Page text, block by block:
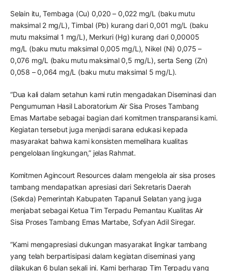
Selain itu, Tembaga (Cu) 0,020 – 0,022 mg/L (baku mutu
maksimal 2 mg/L), Timbal (Pb) kurang dari 0,001 mg/L (baku
mutu maksimal 1 mg/L), Merkuri (Hg) kurang dari 0,00005
mg/L (baku mutu maksimal 0,005 mg/L), Nikel (Ni) 0,075 –
0,076 mg/L (baku mutu maksimal 0,5 mg/L), serta Seng (Zn)
0,058 – 0,064 mg/L (baku mutu maksimal 5 mg/L).
“Dua kali dalam setahun kami rutin mengadakan Diseminasi dan
Pengumuman Hasil Laboratorium Air Sisa Proses Tambang
Emas Martabe sebagai bagian dari komitmen transparansi kami.
Kegiatan tersebut juga menjadi sarana edukasi kepada
masyarakat bahwa kami konsisten memelihara kualitas
pengelolaan lingkungan,” jelas Rahmat.
Komitmen Agincourt Resources dalam mengelola air sisa proses
tambang mendapatkan apresiasi dari Sekretaris Daerah
(Sekda) Pemerintah Kabupaten Tapanuli Selatan yang juga
menjabat sebagai Ketua Tim Terpadu Pemantau Kualitas Air
Sisa Proses Tambang Emas Martabe, Sofyan Adil Siregar.
“Kami mengapresiasi dukungan masyarakat lingkar tambang
yang telah berpartisipasi dalam kegiatan diseminasi yang
dilakukan 6 bulan sekali ini. Kami berharap Tim Terpadu yang